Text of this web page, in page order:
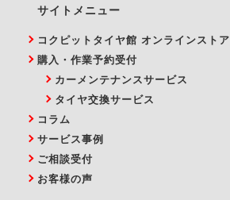
サイトメニュー
コクピットタイヤ館 オンラインストア
購入・作業予約受付
カーメンテナンスサービス
タイヤ交換サービス
コラム
サービス事例
ご相談受付
お客様の声